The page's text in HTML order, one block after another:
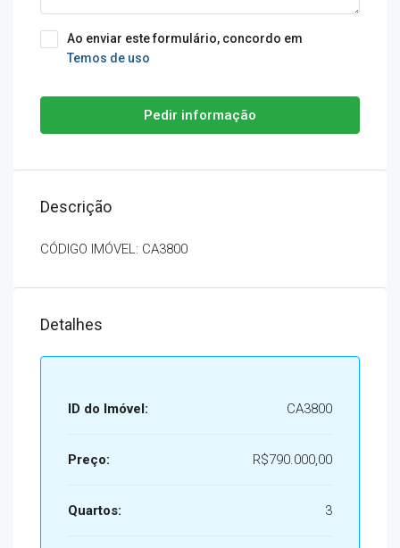
Ao enviar este formulário, concordo em
Temos de uso
Pedir informação
Descrição
CÓDIGO IMÓVEL: CA3800
Detalhes
ID do Imóvel: CA3800
Preço: R$790.000,00
Quartos: 3